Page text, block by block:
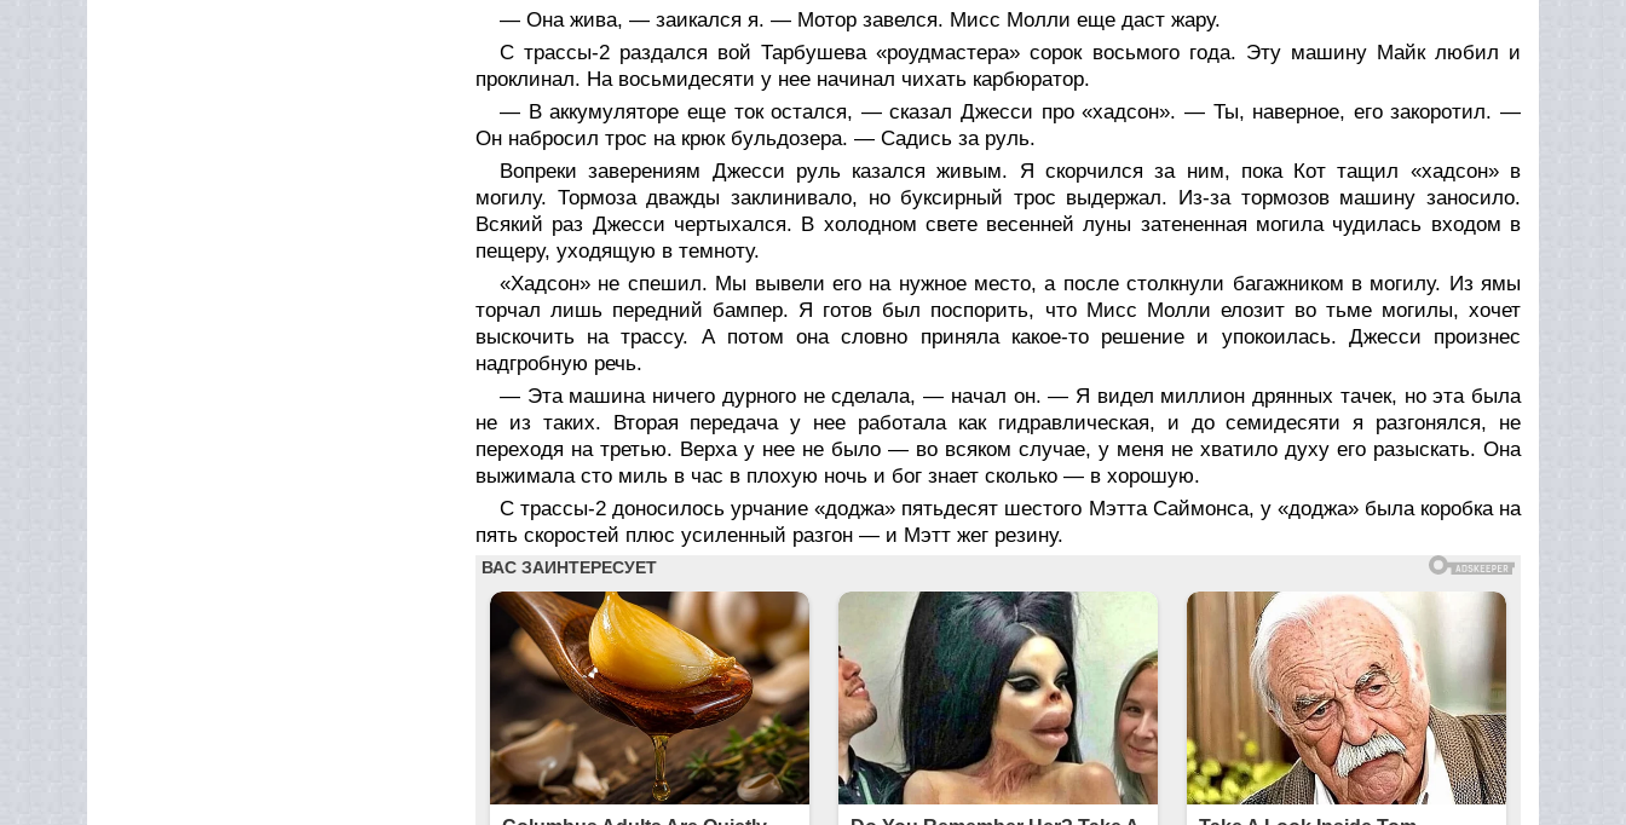
— Она жива, — заикался я. — Мотор завелся. Мисс Молли еще даст жару.
С трассы-2 раздался вой Тарбушева «роудмастера» сорок восьмого года. Эту машину Майк любил и
проклинал. На восьмидесяти у нее начинал чихать карбюратор.
— В аккумуляторе еще ток остался, — сказал Джесси про «хадсон». — Ты, наверное, его закоротил. —
Он набросил трос на крюк бульдозера. — Садись за руль.
Вопреки заверениям Джесси руль казался живым. Я скорчился за ним, пока Кот тащил «хадсон» в
могилу. Тормоза дважды заклинивало, но буксирный трос выдержал. Из-за тормозов машину заносило.
Всякий раз Джесси чертыхался. В холодном свете весенней луны затененная могила чудилась входом в
пещеру, уходящую в темноту.
«Хадсон» не спешил. Мы вывели его на нужное место, а после столкнули багажником в могилу. Из ямы
торчал лишь передний бампер. Я готов был поспорить, что Мисс Молли елозит во тьме могилы, хочет
выскочить на трассу. А потом она словно приняла какое-то решение и упокоилась. Джесси произнес
надгробную речь.
— Эта машина ничего дурного не сделала, — начал он. — Я видел миллион дрянных тачек, но эта была
не из таких. Вторая передача у нее работала как гидравлическая, и до семидесяти я разгонялся, не
переходя на третью. Верха у нее не было — во всяком случае, у меня не хватило духу его разыскать. Она
выжимала сто миль в час в плохую ночь и бог знает сколько — в хорошую.
С трассы-2 доносилось урчание «доджа» пятьдесят шестого Мэтта Саймонса, у «доджа» была коробка на
пять скоростей плюс усиленный разгон — и Мэтт жег резину.